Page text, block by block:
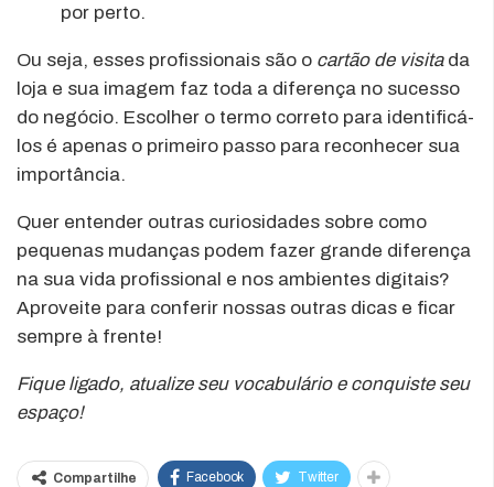
por perto.
Ou seja, esses profissionais são o cartão de visitada
loja e sua imagem faz toda a diferença no sucesso
do negócio. Escolher o termo correto para identificá-
los é apenas o primeiro passo para reconhecer sua
importância.
Quer entender outras curiosidades sobre como
pequenas mudanças podem fazer grande diferença
na sua vida profissional e nos ambientes digitais?
Aproveite para conferir nossas outras dicas e ficar
sempre à frente!
Fique ligado, atualize seu vocabulário e conquiste seu
espaço!
Compartilhe Facebook Twitter